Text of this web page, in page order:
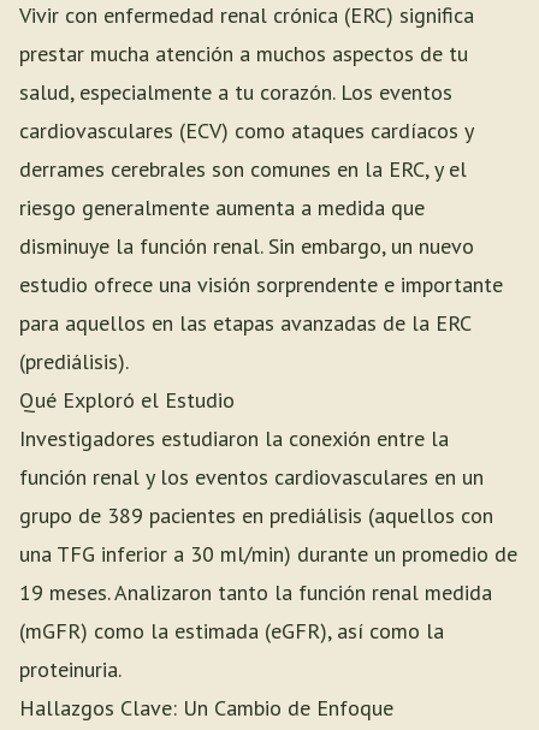
Vivir con enfermedad renal crónica (ERC) significa
prestar mucha atención a muchos aspectos de tu
salud, especialmente a tu corazón. Los eventos
cardiovasculares (ECV) como ataques cardíacos y
derrames cerebrales son comunes en la ERC, y el
riesgo generalmente aumenta a medida que
disminuye la función renal. Sin embargo, un nuevo
estudio ofrece una visión sorprendente e importante
para aquellos en las etapas avanzadas de la ERC
(prediálisis).
Qué Exploró el Estudio
Investigadores estudiaron la conexión entre la
función renal y los eventos cardiovasculares en un
grupo de 389 pacientes en prediálisis (aquellos con
una TFG inferior a 30 ml/min) durante un promedio de
19 meses. Analizaron tanto la función renal medida
(mGFR) como la estimada (eGFR), así como la
proteinuria.
Hallazgos Clave: Un Cambio de Enfoque